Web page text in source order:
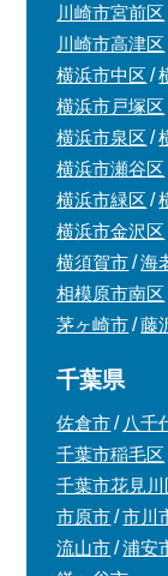
川崎市宮前区
川崎市高津区
横浜市中区
横浜市戸塚区
横浜市泉区
横浜市瀬谷区
横浜市緑区
横浜市金沢区
横須賀市
海
相模原市南区
茅ヶ崎市
藤
千葉県
佐倉市 八千
千葉市稲毛区
千葉市花見川
市原市
市川
流山市
浦安